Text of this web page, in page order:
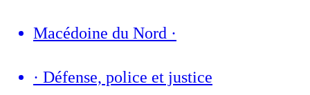
Macédoine du Nord ·
· Défense, police et justice